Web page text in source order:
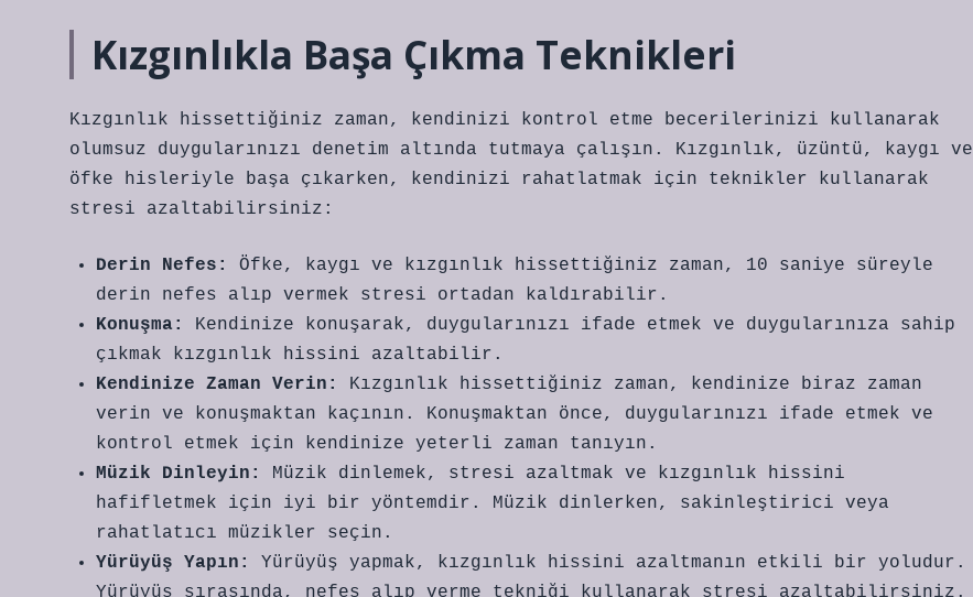
Kızgınlıkla Başa Çıkma Teknikleri
Kızgınlık hissettiğiniz zaman, kendinizi kontrol etme becerilerinizi kullanarak
olumsuz duygularınızı denetim altında tutmaya çalışın. Kızgınlık, üzüntü, kaygı ve
öfke hisleriyle başa çıkarken, kendinizi rahatlatmak için teknikler kullanarak
stresi azaltabilirsiniz:
Derin Nefes:
Öfke, kaygı ve kızgınlık hissettiğiniz zaman, 10 saniye süreyle
derin nefes alıp vermek stresi ortadan kaldırabilir.
Konuşma:
Kendinize konuşarak, duygularınızı ifade etmek ve duygularınıza sahip
çıkmak kızgınlık hissini azaltabilir.
Kendinize Zaman Verin:
Kızgınlık hissettiğiniz zaman, kendinize biraz zaman
verin ve konuşmaktan kaçının. Konuşmaktan önce, duygularınızı ifade etmek ve
kontrol etmek için kendinize yeterli zaman tanıyın.
Müzik Dinleyin:
Müzik dinlemek, stresi azaltmak ve kızgınlık hissini
hafifletmek için iyi bir yöntemdir. Müzik dinlerken, sakinleştirici veya
rahatlatıcı müzikler seçin.
Yürüyüş Yapın:
Yürüyüş yapmak, kızgınlık hissini azaltmanın etkili bir yoludur.
Yürüyüş sırasında, nefes alıp verme tekniği kullanarak stresi azaltabilirsiniz.